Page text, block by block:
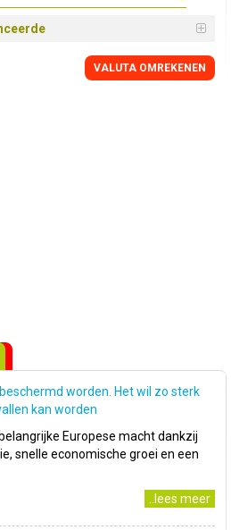
VALUTA OMREKENEN
worden. Het wil zo sterk
kan worden
Europese macht dankzij
snelle economische groei en een
..lees meer